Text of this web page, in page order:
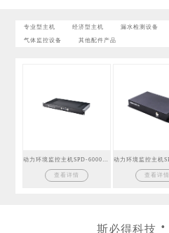
专业型主机 经济型主机 漏水检测设备
气体监控设备 其他配件产品
查看详情 查看详情
斯必得科技